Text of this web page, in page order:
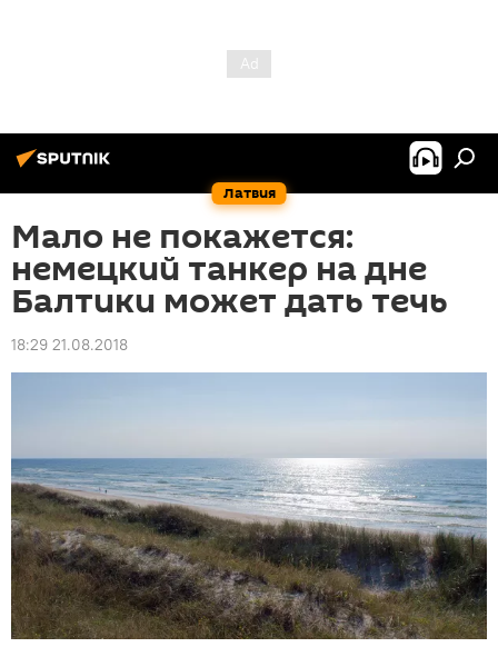
Латвия
Мало не покажется:
немецкий танкер на дне
Балтики может дать течь
18:29 21.08.2018